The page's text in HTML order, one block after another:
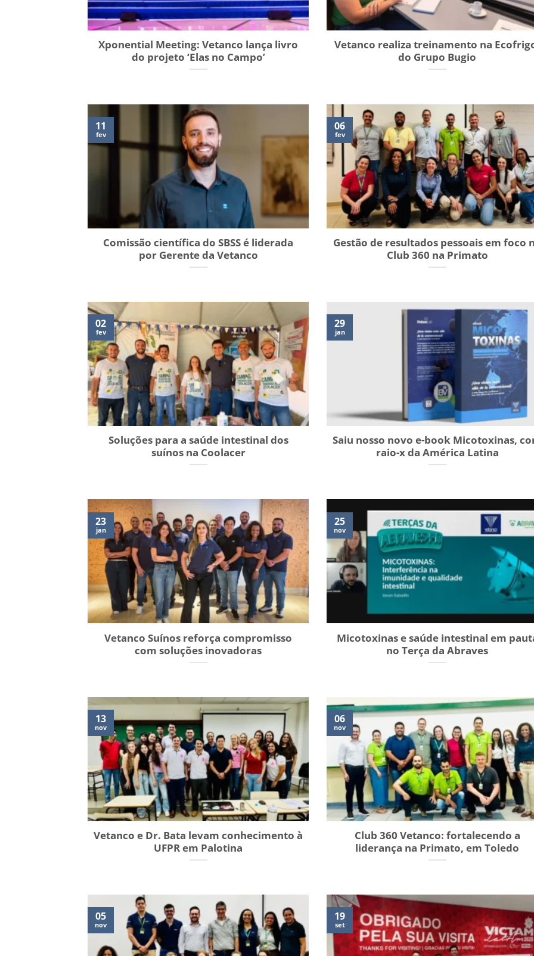
Xponential Meeting: Vetanco lança livro
do projeto ‘Elas no Campo’
Vetanco realiza treinamento na
do Grupo Bugio
Comissão científica do SBSS é liderada
por Gerente da Vetanco
11
fev
Gestão de resultados pessoais em foco
Club 360 na Primato
06
fev
Soluções para a saúde intestinal dos
suínos na Coolacer
02
fev
Saiu nosso novo e-book Micotoxinas,
raio-x da América Latina
29
jan
Vetanco Suínos reforça compromisso
com soluções inovadoras
23
jan
Micotoxinas e saúde intestinal em
no Terça da Abraves
25
nov
Vetanco e Dr. Bata levam conhecimento à
UFPR em Palotina
13
nov
Club 360 Vetanco: fortalecendo a
liderança na Primato, em Toledo
06
nov
05
nov
19
set